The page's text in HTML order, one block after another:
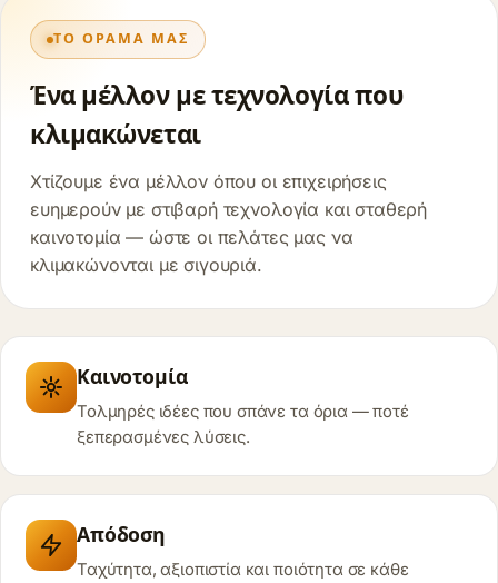
ΤΟ ΌΡΑΜΆ ΜΑΣ
Ένα μέλλον με τεχνολογία που
κλιμακώνεται
Χτίζουμε ένα μέλλον όπου οι επιχειρήσεις
ευημερούν με στιβαρή τεχνολογία και σταθερή
καινοτομία — ώστε οι πελάτες μας να
κλιμακώνονται με σιγουριά.
Καινοτομία
Τολμηρές ιδέες που σπάνε τα όρια — ποτέ
ξεπερασμένες λύσεις.
Απόδοση
Ταχύτητα, αξιοπιστία και ποιότητα σε κάθε